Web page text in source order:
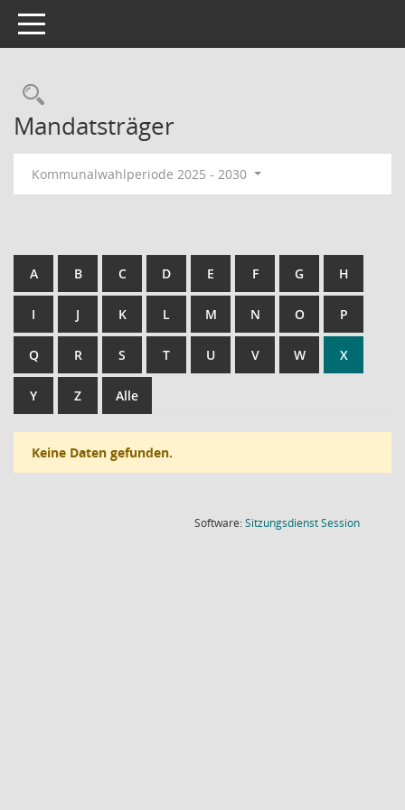
Toggle navigation
Rechercheauswahl
Mandatsträger
Kommunalwahlperiode 2025 - 2030
A B C D E F G H
I J K L M N O P
Q R S T U V W X
Y Z Alle
Keine Daten gefunden.
Software:SitzungsdienstSession(Wird in